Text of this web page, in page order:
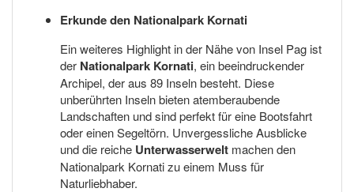
Erkunde den Nationalpark Kornati
Ein weiteres Highlight in der Nähe von Insel Pag ist
der Nationalpark Kornati, ein beeindruckender
Archipel, der aus 89 Inseln besteht. Diese
unberührten Inseln bieten atemberaubende
Landschaften und sind perfekt für eine Bootsfahrt
oder einen Segeltörn. Unvergessliche Ausblicke
und die reiche Unterwasserwelt machen den
Nationalpark Kornati zu einem Muss für
Naturliebhaber.